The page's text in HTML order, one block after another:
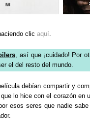
clic aquí.
, así que ¡cuidado! Por
el del resto del mundo.
debían compartir y
lo hice con el corazón
esos seres que nadie